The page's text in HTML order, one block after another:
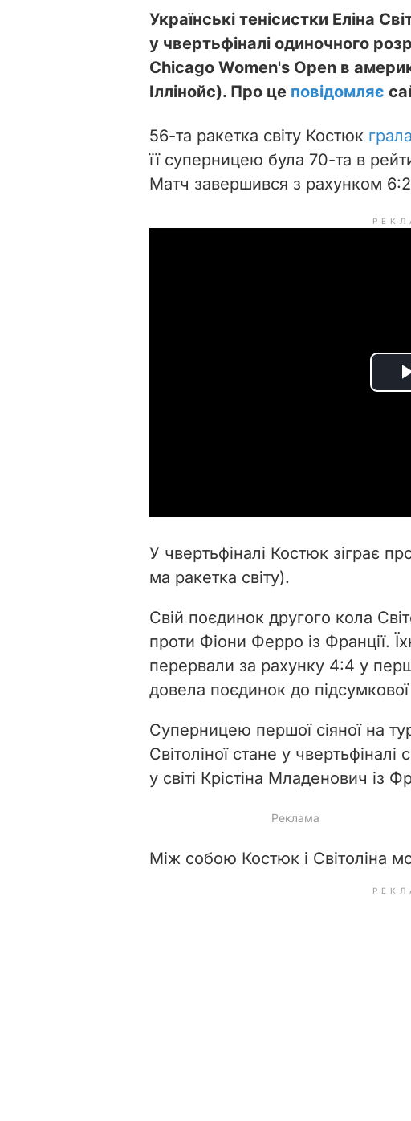
Українські тенісистки Еліна
у чвертьфіналі одиночного
Chicago Women's Open в
Іллінойс). Про це повідомляє
56-та ракетка світу Костюк грала
її суперницею була 70-та в
Матч завершився з рахунком
У чвертьфіналі Костюк зіграє
ма ракетка світу).
Свій поєдинок другого кола
проти Фіони Ферро із Франції.
перервали за рахунку 4:4 у
довела поєдинок до
Суперницею першої сіяної на
Світоліної стане у
у світі Крістіна Младенович із
Між собою Костюк і Світоліна